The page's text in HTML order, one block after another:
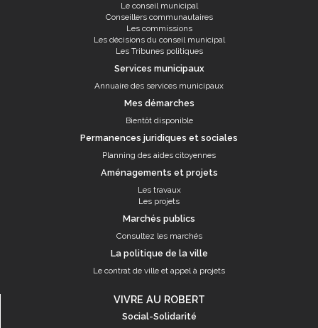
Le conseil municipal
Conseillers communautaires
Les commissions
Les décisions du conseil municipal
Les Tribunes politiques
Services municipaux
Annuaire des services municipaux
Mes démarches
Bientôt disponible
Permanences juridiques et sociales
Planning des aides citoyennes
Aménagements et projets
Les travaux
Les projets
Marchés publics
Consultez les marchés
La politique de la ville
Le contrat de ville et appel à projets
VIVRE AU ROBERT
Social-Solidarité